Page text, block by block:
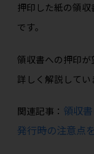
押印した紙の領
です。
領収書への押印
詳しく解説してい
関連記事： 領収
発行時の注意点